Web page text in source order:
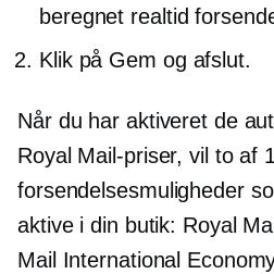
beregnet realtid
Klik på Gem og afslut.
Når du har aktiveret de
Royal Mail-priser, vil to af
forsendelsesmuligheder
aktive i din butik: Royal
Mail International